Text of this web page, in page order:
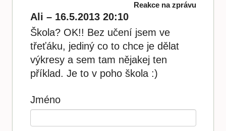
Reakce na zprávu
Ali – 16.5.2013 20:10
Škola? OK!! Bez učení jsem ve
třeťáku, jediný co to chce je dělat
výkresy a sem tam nějakej ten
příklad. Je to v poho škola :)
Jméno